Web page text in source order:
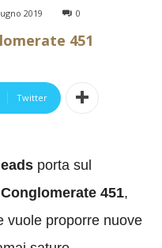
2019 0
451
Twitter
porta sul
Conglomerate 451,
vuole proporre nuove